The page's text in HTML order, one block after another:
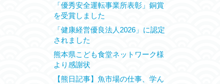
「優秀安全運転事業所表彰」銅賞
を受賞しました
「健康経営優良法人2026」に認定
されました
熊本県こども食堂ネットワーク様
より感謝状
【熊日記事】魚市場の仕事、学ん